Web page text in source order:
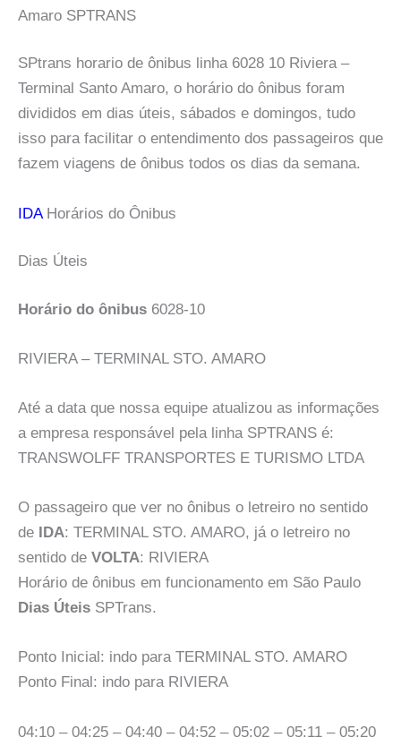
Amaro SPTRANS
SPtrans horario de ônibus linha 6028 10 Riviera –
Terminal Santo Amaro, o horário do ônibus foram
divididos em dias úteis, sábados e domingos, tudo
isso para facilitar o entendimento dos passageiros que
fazem viagens de ônibus todos os dias da semana.
IDAHorários do Ônibus
Dias Úteis
Horário do ônibus 6028-10
RIVIERA – TERMINAL STO. AMARO
Até a data que nossa equipe atualizou as informações
a empresa responsável pela linha SPTRANS é:
TRANSWOLFF TRANSPORTES E TURISMO LTDA
O passageiro que ver no ônibus o letreiro no sentido
de
IDA: TERMINAL STO. AMARO, já o letreiro no
sentido de VOLTA: RIVIERA
Horário de ônibus em funcionamento em São Paulo
Dias Úteis SPTrans.
Ponto Inicial: indo para TERMINAL STO. AMARO
Ponto Final: indo para RIVIERA
04:10 – 04:25 – 04:40 – 04:52 – 05:02 – 05:11 – 05:20